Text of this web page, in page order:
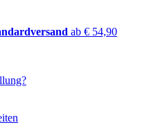
ab € 54,90